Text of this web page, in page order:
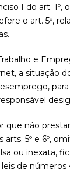
I do art. 1º,
o art. 5º,
e
a situação
que não
arts. 5º e 6º,
ou inexata,
de números